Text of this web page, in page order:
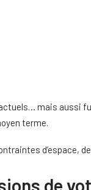
mais aussi
terme.
d’espace,
de